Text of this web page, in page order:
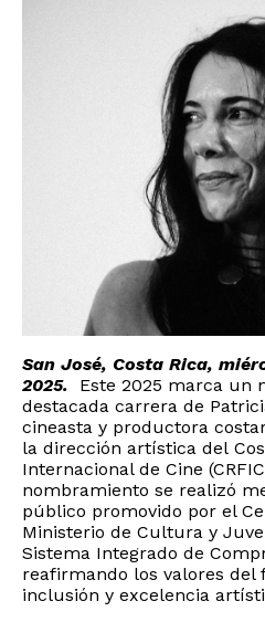
San José, Costa Rica,
2025.
Este 2025 marca un
destacada carrera de
cineasta y productora
la dirección artística del
Internacional de Cine
nombramiento se realizó
público promovido por el
Ministerio de Cultura y
Sistema Integrado de
reafirmando los valores del
inclusión y excelencia